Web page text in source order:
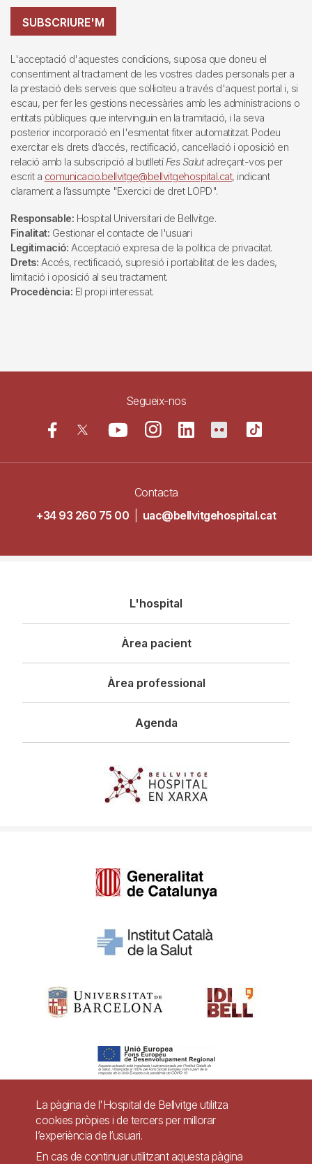
SUBSCRIURE'M
L'acceptació d'aquestes condicions, suposa que doneu el
consentiment al tractament de les vostres dades personals per a
la prestació dels serveis que sol·liciteu a través d'aquest portal i, si
escau, per fer les gestions necessàries amb les administracions o
entitats públiques que intervinguin en la tramitació, i la seva
posterior incorporació en l'esmentat fitxer automatitzat. Podeu
exercitar els drets d’accés, rectificació, cancel·lació i oposició en
relació amb la subscripció al butlletí Fes Salutadreçant-vos per
escrit a comunicacio.bellvitge@bellvitgehospital.cat, indicant
clarament a l’assumpte "Exercici de dret LOPD".
Responsable: Hospital Universitari de Bellvitge.
Finalitat: Gestionar el contacte de l'usuari
Legitimació: Acceptació expresa de la política de privacitat.
Drets: Accés, rectificació, supresió i portabilitat de les dades,
limitació i oposició al seu tractament.
Procedència: El propi interessat.
Segueix-nos
Contacta
+34 93 260 75 00
uac@bellvitgehospital.cat
principal
L'hospital
Àrea pacient
Àrea professional
Agenda
Pie
Contacte
La pàgina de l'Hospital de Bellvitge utilitza
cookies pròpies i de tercers per millorar
l’experiència de l’usuari.
En cas de continuar utilitzant aquesta pàgina